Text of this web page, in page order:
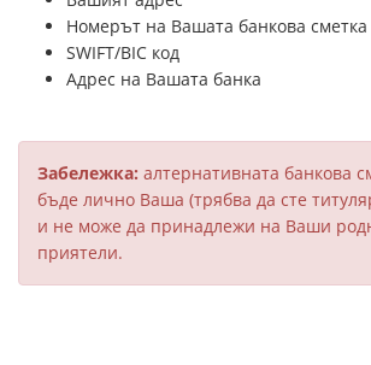
Номерът на Вашата банкова сметка
SWIFT/BIC код
Адрес на Вашата банка
Забележка: алтернативната банкова
бъде лично Ваша (трябва да сте
и не може да принадлежи на Ваши
приятели.